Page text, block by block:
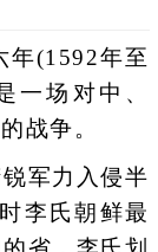
(1592年至
一场对中、
战争。
军力入侵半
李氏朝鲜最